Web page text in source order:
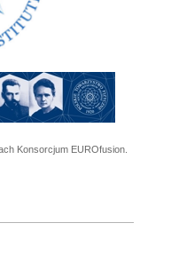
Konsorcjum EUROfusion.